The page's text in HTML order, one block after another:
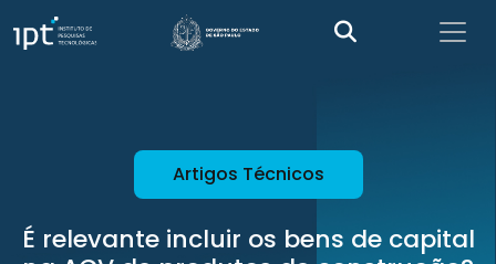
Artigos Técnicos
É relevante incluir os bens de capital